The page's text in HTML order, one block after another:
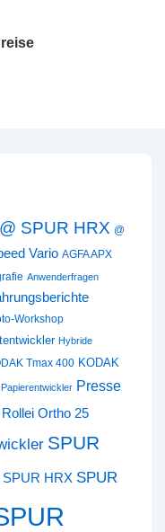
@ SPUR HRX @
Vario AGFA APX
Anwenderfragen
Workshop
Hybride
Tmax 400 KODAK
Papierentwickler Presse
Rollei Ortho 25
SPUR
SPUR HRX SPUR